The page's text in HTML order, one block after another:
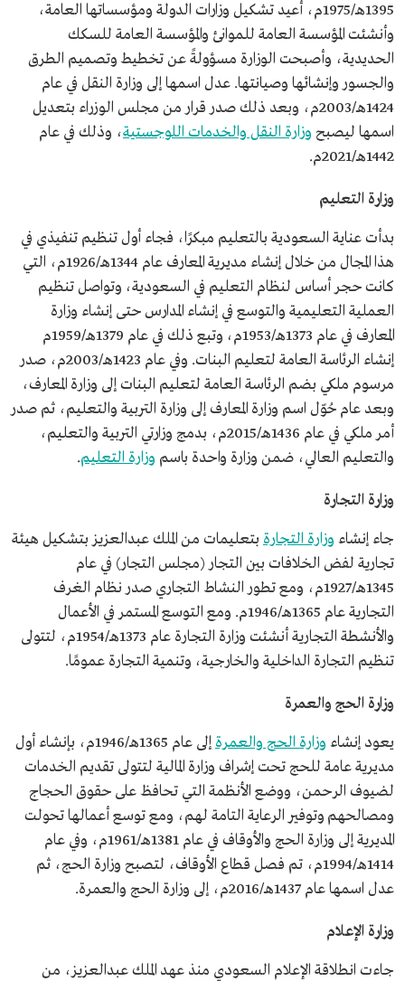
1395هـ/1975م، أُعيد تشكيل وزارات الدولة ومؤسساتها العامة،
وأنشئت المؤسسة العامة للموانئ والمؤسسة العامة للسكك
الحديدية، وأصبحت الوزارة مسؤولةً عن تخطيط وتصميم الطرق
والجسور وإنشائها وصيانتها. عدل اسمها إلى وزارة النقل في عام
1424هـ/2003م، وبعد ذلك صدر قرار من مجلس الوزراء بتعديل
اسمها ليصبح وزارة النقل والخدمات اللوجستية، وذلك في عام
1442هـ/2021م.
وزارة التعليم
بدأت عناية السعودية بالتعليم مبكرًا، فجاء أول تنظيم تنفيذي في
هذا المجال من خلال إنشاء مديرية المعارف عام 1344هـ/1926م، التي
كانت حجر أساس لنظام التعليم في السعودية، وتواصل تنظيم
العملية التعليمية والتوسع في إنشاء المدارس حتى إنشاء وزارة
المعارف في عام 1373هـ/1953م، وتبع ذلك في عام 1379هـ/1959م
إنشاء الرئاسة العامة لتعليم البنات. وفي عام 1423هـ/2003م، صدر
مرسوم ملكي بضم الرئاسة العامة لتعليم البنات إلى وزارة المعارف،
وبعد عام حُوّل اسم وزارة المعارف إلى وزارة التربية والتعليم، ثم صدر
أمر ملكي في عام 1436هـ/2015م، بدمج وزارتي التربية والتعليم،
والتعليم العالي، ضمن وزارة واحدة باسم وزارة التعليم.​
وزارة التجارة
جاء إنشاء وزارة التجارة بتعليمات من الملك عبدالعزيز بتشكيل هيئة
تجارية لفض الخلافات بين التجار (مجلس التجار) في عام
1345هـ/1927م، ومع تطور النشاط التجاري صدر نظام الغرف
التجارية عام 1365هـ/1946م. ومع التوسع المستمر في الأعمال
والأنشطة التجارية أنشئت وزارة التجارة عام 1373هـ/1954م، لتتولى
تنظيم التجارة الداخلية والخارجية، وتنمية التجارة عمومًا.
وزارة الحج والعمرة
يعود إنشاء وزارة الحج والعمرة
إلى عام 1365هـ/1946م، بإنشاء أول
مديرية عامة للحج تحت إشراف وزارة المالية لتتولى تقديم الخدمات
لضيوف الرحمن، ووضع الأنظمة التي تحافظ على حقوق الحجاج
ومصالحهم وتوفير الرعاية التامة لهم، ومع توسع أعمالها تحولت
المديرية إلى وزارة الحج والأوقاف في عام 1381هـ/1961م، وفي عام
1414هـ/1994م، تم فصل قطاع الأوقاف، لتصبح وزارة الحج، ثم
عدل اسمها عام 1437هـ/2016م، إلى وزارة الحج والعمرة.
وزارة الإعلام
جاءت انطلاقة الإعلام السعودي منذ عهد الملك عبدالعزيز، من